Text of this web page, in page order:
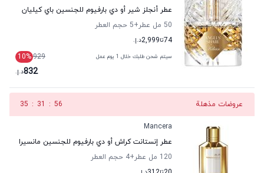
عطر أنجلز شير أو دي بارفيوم للجنسين باي كيليان
50 مل عطر
+5
حجم العطر
74تا2,999د.إ.
سيتم شحن طلبك خلال 1 يوم عمل 929
10%
832د.إ.
عروضات مذهلة 56
:
31
:
35
Mancera
عطر إنستانت كراش أو دي بارفيوم للجنسين مانسيرا
120 مل عطر
+4
حجم العطر